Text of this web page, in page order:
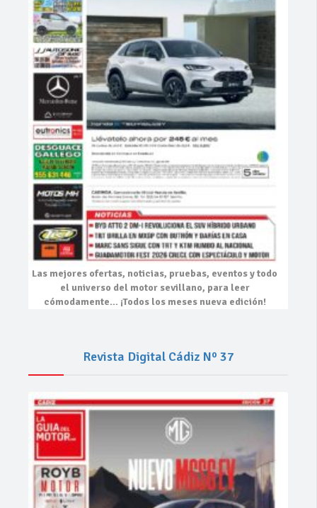
Las mejores ofertas, noticias, pruebas, eventosy todo
el universo del motor sevillano, para leer
cómodamente… ¡Todos los meses nueva edición!
Revista Digital Cádiz Nº 37